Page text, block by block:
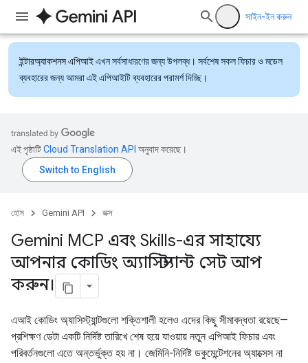
সাইন-ইন করুন
ইন্টারঅ্যাকশনস এপিআইএখন সর্বসাধারণের জন্য উপলব্ধ। সর্বশেষ সকল ফিচার ও মডেল
ব্যবহারের জন্য আমরা এই এপিআইটি ব্যবহারের পরামর্শ দিচ্ছি।
এই পৃষ্ঠাটিCloud Translation API অনুবাদ করেছে।
হোম Gemini API ডক্স
Gemini MCP এবং Skills-এর সাহায্যে
আপনার কোডিং অ্যাসিস্ট্যান্ট সেট আপ
করুন।
এআই কোডিং অ্যাসিস্ট্যান্টগুলো শক্তিশালী হলেও এদের কিছু সীমাবদ্ধতা রয়েছে—
প্রশিক্ষণ ডেটা একটি নির্দিষ্ট তারিখে শেষ হয়ে যাওয়ায় নতুন এপিআই ফিচার এবং
পরিবর্তনগুলো এতে অন্তর্ভুক্ত হয় না। জেমিনি-নির্দিষ্ট ডকুমেন্টেশনের অ্যাক্সেস না